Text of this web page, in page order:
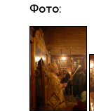
Фото: